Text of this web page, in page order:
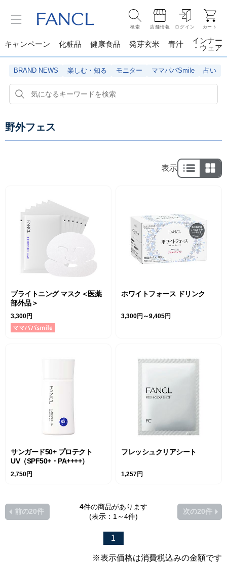
検索 店舗情報 ログイン カート
キャンペーン 化粧品 健康食品 発芽玄米 青汁
インナー
・ウェア
BRAND NEWS 楽しむ・知る モニター ママパパSmile 占い
野外フェス
表示
ブライトニング マスク＜医薬
部外品＞
3,300円
ホワイトフォース ドリンク
3,300円～9,405円
サンガード50+ プロテクト
UV（SPF50+・PA++++）
2,750円
フレッシュクリアシート
1,257円
4件の商品があります
(表示：1～4件)
前の20件
1
次の20件
※表示価格は消費税込みの金額です